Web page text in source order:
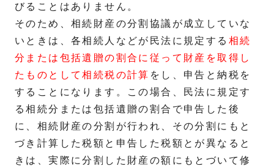
びることはありません。
そのため、相続財産の分割協議が成立していな
いときは、各相続人などが民法に規定する 相続
分または包括遺贈の割合に従って財産を取得し
たものとして相続税の計算 をし、申告と納税を
することになります。この場合、民法に規定す
る相続分または包括遺贈の割合で申告した後
に、相続財産の分割が行われ、その分割にもと
づき計算した税額と申告した税額とが異なると
きは、実際に分割した財産の額にもとづいて修